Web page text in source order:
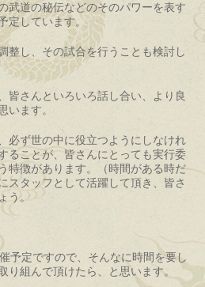
武道の秘伝などのそのパワーを表す
定しています。
整し、その試合を行うことも検討し
皆さんといろいろ話し合い、より良
います。
必ず世の中に役立つようにしなけれ
ることが、皆さんにとっても実行委
特徴があります。（時間がある時だ
スタッフとして活躍して頂き、皆さ
う。
予定ですので、そんなに時間を要し
り組んで頂けたら、と思います。